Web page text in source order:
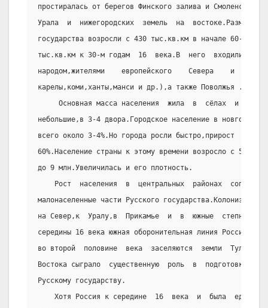
простиралась от берегов Финского залива и Смоленска
Урала  и  нижегородских  земель  на  востоке.Размеры
государства возросли с 430 тыс.кв.км в начале 60-х
тыс.кв.км к 30-м годам  16  века.В  него  входили
народом,жителями    европейского    Севера    и
карелы,коми,ханты,манси и др.),а также Поволжья .
Основная масса населения  жила  в  сёлах  и
небольшие,в 3-4 двора.Городское население в
всего около 3-4%.Но города росли быстро,прирост
60%.Население страны к этому времени возросло с 5-6
до 9 млн.Увеличилась и его плотность.
Рост  населения  в  центральных  районах
малонаселенные части Русского
на Север,к  Уралу,в  Прикамье  и  в  южные  степные
середины 16 века южная оборонительная линия России
во второй  половине  века  заселяются  земли
Востока сыграло  существенную  роль  в  подготовке
Русскому государству.
Хотя Россия к середине  16  века  и  была  единым